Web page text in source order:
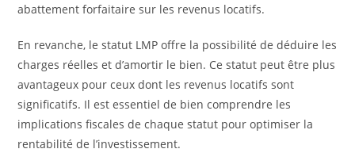
abattement forfaitaire sur les revenus locatifs.
En revanche, le statut LMP offre la possibilité de déduire les
charges réelles et d’amortir le bien. Ce statut peut être plus
avantageux pour ceux dont les revenus locatifs sont
significatifs. Il est essentiel de bien comprendre les
implications fiscales de chaque statut pour optimiser la
rentabilité de l’investissement.